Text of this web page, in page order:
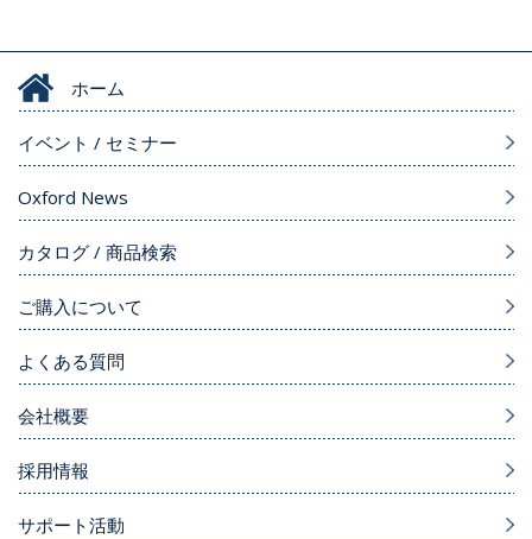
ホーム
イベント / セミナー
Oxford News
カタログ / 商品検索
ご購入について
よくある質問
会社概要
採用情報
サポート活動